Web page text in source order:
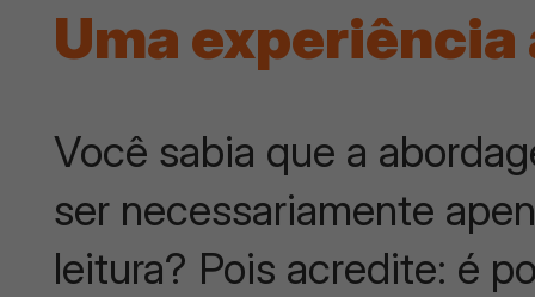
Uma
Você sabia que a
ser necessariamente
leitura? Pois acredite: é